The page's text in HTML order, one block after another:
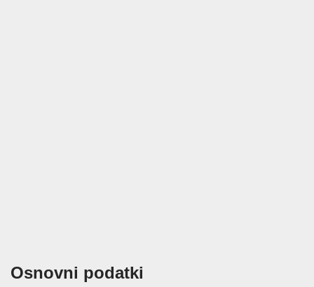
Osnovni podatki